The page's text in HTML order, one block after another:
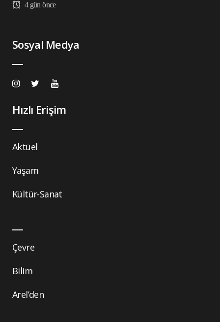
4 gün önce
Sosyal Medya
Hızlı Erişim
Aktüel
Yaşam
Kültür-Sanat
Çevre
Bilim
Arel’den